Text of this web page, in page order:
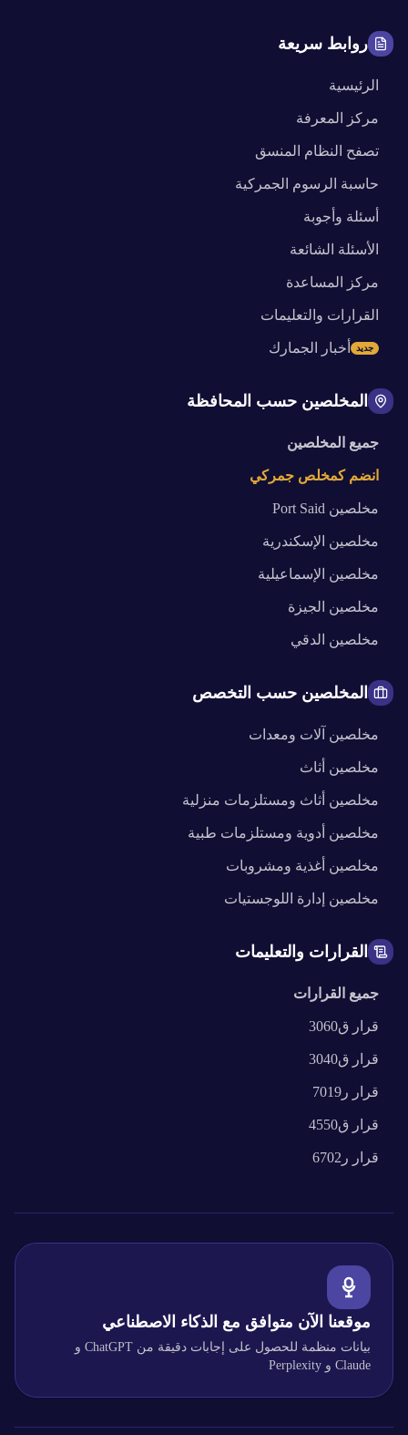
روابط سريعة
الرئيسية
مركز المعرفة
تصفح النظام المنسق
حاسبة الرسوم الجمركية
أسئلة وأجوبة
الأسئلة الشائعة
مركز المساعدة
القرارات والتعليمات
أخبار الجمارك جديد
المخلصين حسب المحافظة
جميع المخلصين
انضم كمخلص جمركي
مخلصين Port Said
مخلصين الإسكندرية
مخلصين الإسماعيلية
مخلصين الجيزة
مخلصين الدقي
المخلصين حسب التخصص
مخلصين آلات ومعدات
مخلصين أثاث
مخلصين أثاث ومستلزمات منزلية
مخلصين أدوية ومستلزمات طبية
مخلصين أغذية ومشروبات
مخلصين إدارة اللوجستيات
القرارات والتعليمات
جميع القرارات
قرار ق3060
قرار ق3040
قرار ر7019
قرار ق4550
قرار ر6702
موقعنا الآن متوافق مع الذكاء الاصطناعي
بيانات منظمة للحصول على إجابات دقيقة من ChatGPT و
Claude و Perplexity